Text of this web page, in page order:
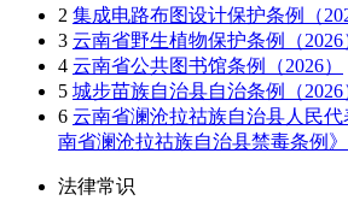
2 集成电路布图设计保护条例（
3 云南省野生植物保护条例（2026
4 云南省公共图书馆条例（2026）
5 城步苗族自治县自治条例（2026
6 云南省澜沧拉祜族自治县人民
南省澜沧拉祜族自治县禁毒条例》
法律常识